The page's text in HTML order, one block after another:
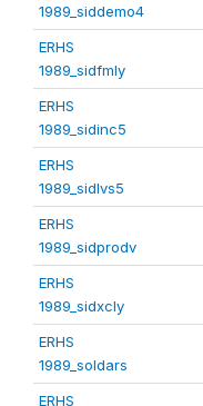
1989_siddemo4
ERHS
1989_sidfmly
ERHS
1989_sidinc5
ERHS
1989_sidlvs5
ERHS
1989_sidprodv
ERHS
1989_sidxcly
ERHS
1989_soldars
ERHS